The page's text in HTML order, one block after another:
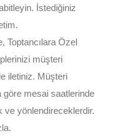
İstediğiniz
Toptancılara Özel
müşteri
iletiniz. Müşteri
mesai saatlerinde
ve yönlendireceklerdir.